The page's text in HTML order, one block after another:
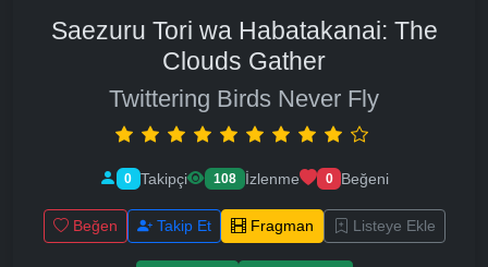
Saezuru Tori wa Habatakanai: The
Clouds Gather
Twittering Birds Never Fly
0 Takipçi 108 İzlenme 0 Beğeni
Beğen Takip Et Fragman Listeye Ekle